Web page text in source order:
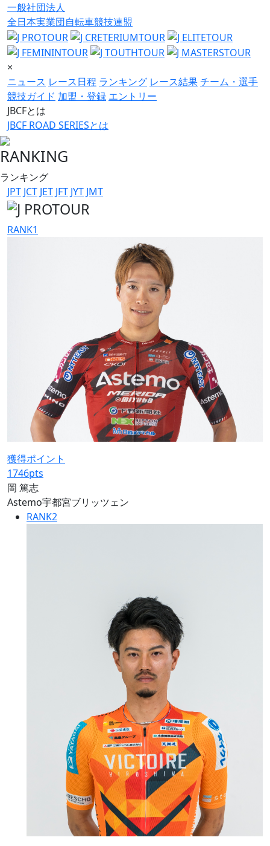
一般社団法人
全日本実業団自転車競技連盟
×
ニュース レース日程 ランキング レース結果チーム・選手
競技ガイド 加盟・登録 エントリー
JBCFとは
JBCF ROAD SERIESとは
RANKING
ランキング
JPT JCT JET JFT JYT JMT
RANK1
獲得ポイント
1746pts
岡 篤志
Astemo宇都宮ブリッツェン
RANK2